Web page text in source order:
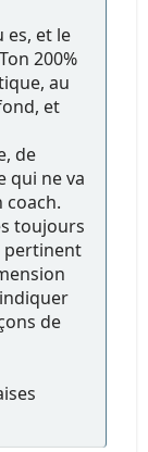
es, et le
200%
au
et
de
qui ne va
coach.
toujours
pertinent
de